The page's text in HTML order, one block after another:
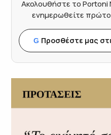
Ακολουθήστε το Portoni
ενημερωθείτε
G Προσθέστε μας